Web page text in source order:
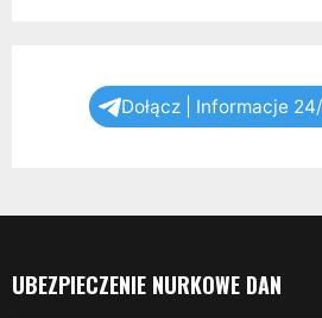
Dołącz | Informacje
UBEZPIECZENIE NURKOWE DAN